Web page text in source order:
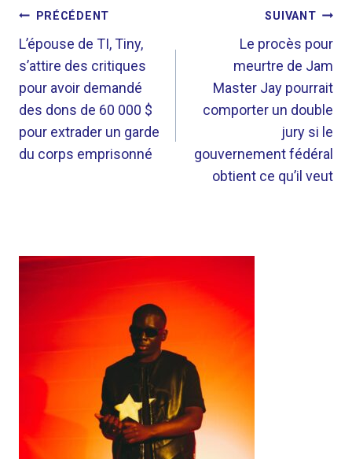
NAVIGATION
DE
L’ARTICLE
PRÉCÉDENT
L’épouse de TI, Tiny,
s’attire des critiques
pour avoir demandé
des dons de 60 000 $
pour extrader un garde
du corps emprisonné
SUIVANT
Le procès pour
meurtre de Jam
Master Jay pourrait
comporter un double
jury si le
gouvernement fédéral
obtient ce qu’il veut